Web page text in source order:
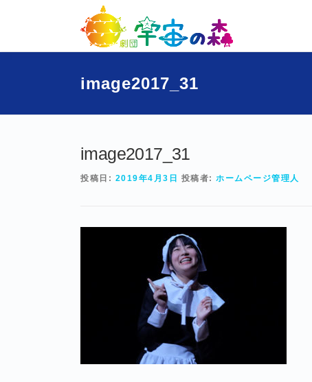
ン
キ
image2017_31
image2017_31
投稿日: 2019年4月3日 投稿者: ホームページ管理人